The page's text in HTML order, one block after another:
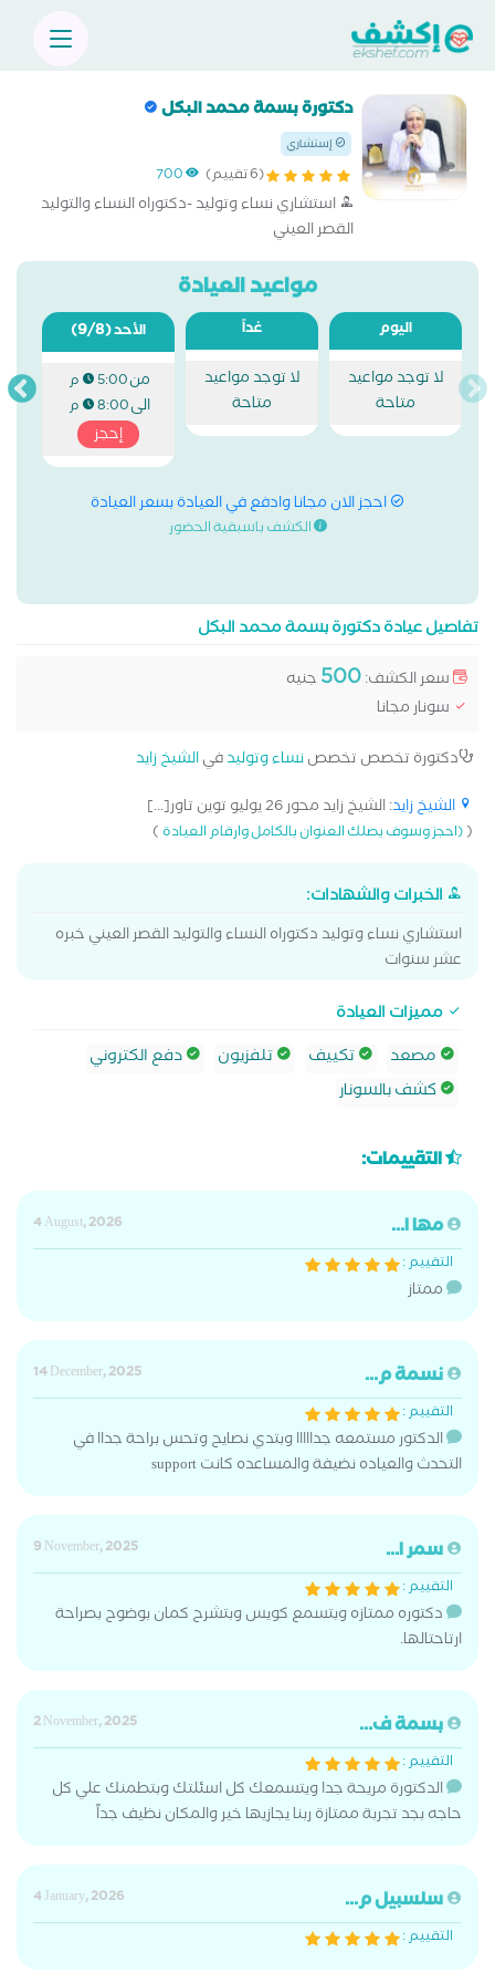
دكتورة بسمة محمد البكل
إستشاري
(6 تقييم) 700
استشاري نساء وتوليد -دكتوراه النساء والتوليد
القصر العيني
مواعيد العيادة
اليوم
لا توجد مواعيد
متاحة
غداً
لا توجد مواعيد
متاحة
الأحد(9/8)
من5:00 م
الى8:00 م
إحجز
احجز الان مجانا وادفع في العيادة بسعر العيادة
الكشف باسبقية الحضور
تفاصيل عيادة دكتورة بسمة محمد البكل
سعر الكشف:500 جنيه
سونار مجانا
دكتورة تخصص تخصصنساء وتوليدفيالشيخ زايد
الشيخ زايد: الشيخ زايد محور 26 يوليو توين تاور[...]
((احجز وسوف يصلك العنوان بالكامل وارقام العيادة)
الخبرات والشهادات:
استشاري نساء وتوليد دكتوراه النساء والتوليد القصر العيني خبره
عشر سنوات
مميزات العيادة
مصعد
تكييف تلفزيون
دفع الكتروني
كشف بالسونار
التقييمات:
مها ا...
4 August, 2026
التقييم :
ممتاز
نسمة م...
14 December, 2025
التقييم :
الدكتور مستمعه جدااااا وبتدي نصايح وتحس براحة جداا في
التحدث والعياده نضيفة والمساعده كانت support
سمر ا...
9 November, 2025
التقييم :
دكتوره ممتازه وبتسمع كويس وبتشرح كمان بوضوح بصراحة
ارتاحتالها.
بسمة ف...
2 November, 2025
التقييم :
الدكتورة مريحة جدا ويتسمعك كل اسئلتك وبتطمنك علي كل
حاجه بجد تجربة ممتازة ربنا يجازيها خير والمكان نظيف جداً
سلسبيل م...
4 January, 2026
التقييم :